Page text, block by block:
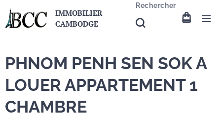
IMMOBILIER
CAMBODGE
Rechercher
PHNOM PENH SEN SOK A
LOUER APPARTEMENT 1
CHAMBRE